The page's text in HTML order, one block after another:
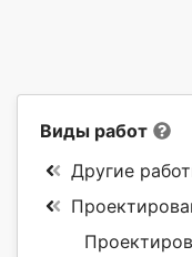
Виды работ
Другие